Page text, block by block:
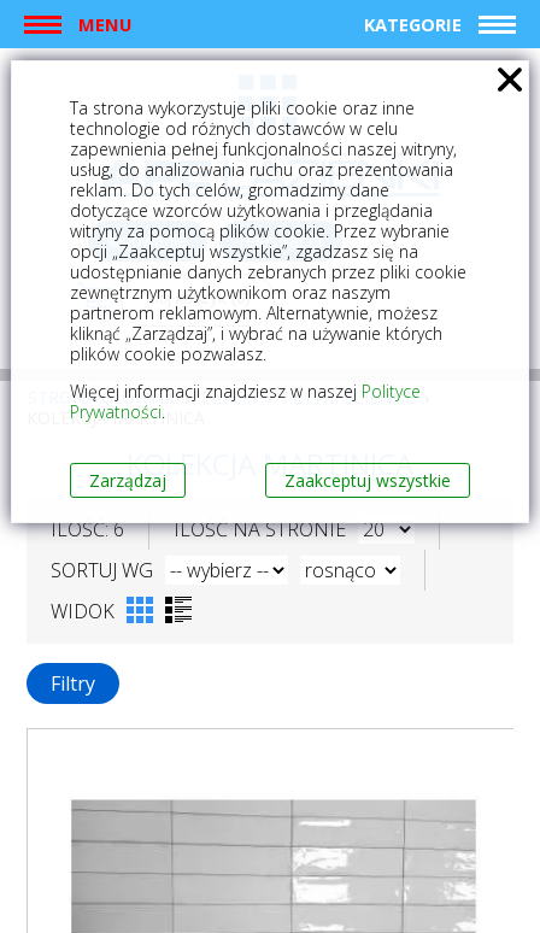
MENU KATEGORIE
logowanie rejestracja
Mój koszyk (0)
STRONA GŁÓWNA PŁYTKI
PŁYTKI ŚCIENNE
KOLEKCJA MARTINICA
KOLEKCJA MARTINICA
ILOŚĆ: 6
ILOŚĆ NA STRONIE
SORTUJ WG
WIDOK
Filtry
Ta strona wykorzystuje pliki cookie oraz inne
technologie od różnych dostawców w celu
zapewnienia pełnej funkcjonalności naszej witryny,
usług, do analizowania ruchu oraz prezentowania
reklam. Do tych celów, gromadzimy dane
dotyczące wzorców użytkowania i przeglądania
witryny za pomocą plików cookie. Przez wybranie
opcji „Zaakceptuj wszystkie”, zgadzasz się na
udostępnianie danych zebranych przez pliki cookie
zewnętrznym użytkownikom oraz naszym
partnerom reklamowym. Alternatywnie, możesz
kliknąć „Zarządzaj”, i wybrać na używanie których
plików cookie pozwalasz.
Więcej informacji znajdziesz w naszej Polityce
Prywatności.
Zarządzaj Zaakceptuj wszystkie